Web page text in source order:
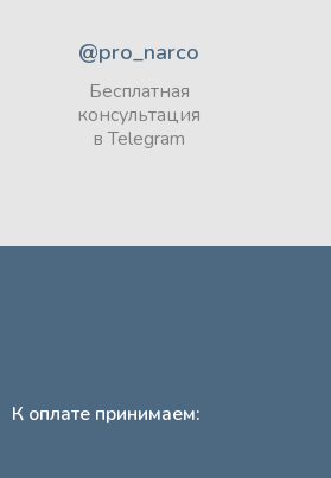
@pro_narco
Бесплатная
консультация
в Telegram
К оплате принимаем: